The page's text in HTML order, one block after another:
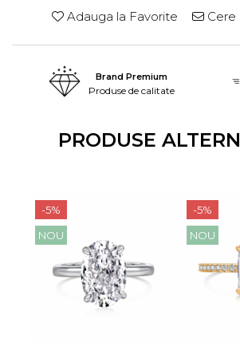
Adauga la Favorite
Cere
Brand Premium
Produse de calitate
PRODUSE
-5%
NOU
-5%
NOU